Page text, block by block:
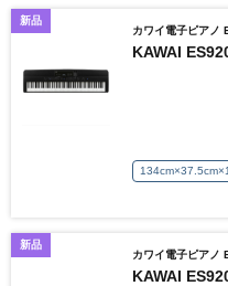
新品
カワイ電子ピアノ
KAWAI
新品
カワイ電子ピアノ
KAWAI